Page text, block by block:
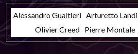
Alessandro Gualtieri Arturetto Landi
Olivier Creed Pierre Montale